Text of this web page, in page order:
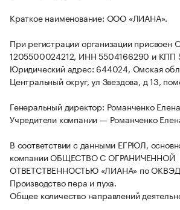
Краткое наименование: ООО «ЛИАНА».
При регистрации организации присвоен
1205500024212, ИНН 5504166290 и КПП
Юридический адрес: 644024, Омская
Центральный округ, ул Звездова, д 13,
Генеральный директор: Романченко
Учредители компании — Романченко
В соответствии с данными ЕГРЮЛ,
компании ОБЩЕСТВО С ОГРАНИЧЕННОЙ
ОТВЕТСТВЕННОСТЬЮ «ЛИАНА» по ОКВЭД:
Производство пера и пуха.
Общее количество направлений